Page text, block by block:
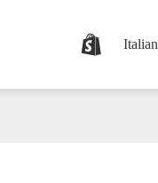
Italian